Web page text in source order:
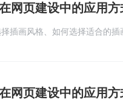
网页建设中的应用方
插画风格、如何选择适合的
网页建设中的应用方